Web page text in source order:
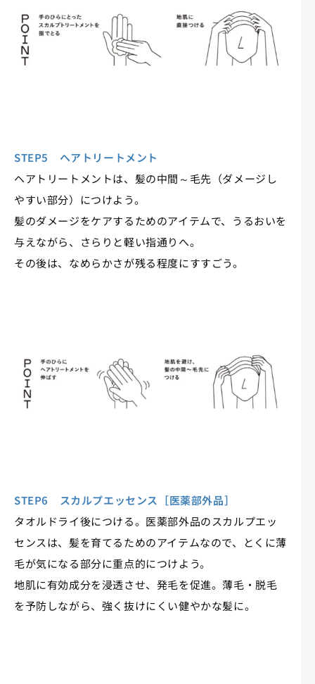
STEP5 ヘアトリートメント
ヘアトリートメントは、髪の中間～毛先（ダメージし
やすい部分）につけよう。
髪のダメージをケアするためのアイテムで、うるおいを
与えながら、さらりと軽い指通りへ。
その後は、なめらかさが残る程度にすすごう。
STEP6 スカルプエッセンス［医薬部外品］
タオルドライ後につける。医薬部外品のスカルプエッ
センスは、髪を育てるためのアイテムなので、とくに薄
毛が気になる部分に重点的につけよう。
地肌に有効成分を浸透させ、発毛を促進。薄毛・脱毛
を予防しながら、強く抜けにくい健やかな髪に。